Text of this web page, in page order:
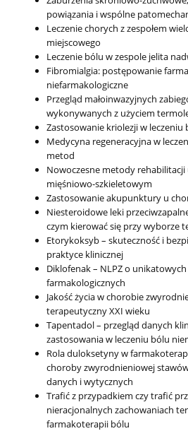
powiązania i wspólne
Leczenie chorych z zespołem
miejscowego
Leczenie bólu w zespole jelita
Fibromialgia: postępowanie
niefarmakologiczne
Przegląd małoinwazyjnych
wykonywanych z użyciem
Zastosowanie kriolezji w leczeniu
Medycyna regeneracyjna w
metod
Nowoczesne metody
mięśniowo-szkieletowym
Zastosowanie akupunktury u
Niesteroidowe leki
czym kierować się przy wyborze
Etorykoksyb – skuteczność i
praktyce klinicznej
Diklofenak – NLPZ o unikatowych
farmakologicznych
Jakość życia w chorobie
terapeutyczny XXI wieku
Tapentadol – przegląd danych
zastosowania w leczeniu bólu
Rola duloksetyny w
choroby zwyrodnieniowej
danych i wytycznych
Trafić z przypadkiem czy trafić
nieracjonalnych zachowaniach
farmakoterapii bólu